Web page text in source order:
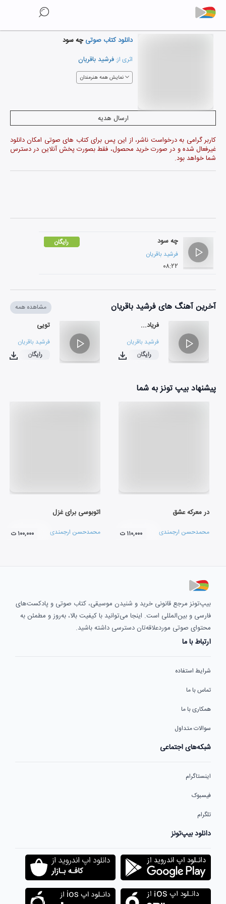
دانلود کتاب صوتیچه سود
اثری از: فرشید باقریان
نمایش همه هنرمندان
ارسال هدیه
کاربر گرامی به درخواست ناشر، از این پس برای کتاب های صوتی امکان دانلود
غیرفعال شده و در صورت خرید محصول، فقط بصورت پخش آنلاین در دسترس
شما خواهد بود.
چه سود
فرشید باقریان
۰۸:۲۲
رایگان
آخرین آهنگ های فرشید باقریان مشاهده همه
فریاد...
فرشید باقریان
۰۶:۱۲
رایگان
تویی
فرشید باقریان
۰۵:۵۷
رایگان
پیشنهاد بیپ تونز به شما
در معرکه عشق
محمدحسن ارجمندی ۱۱۰,۰۰۰ ت
اتوبوسی برای غزل
محمدحسن ارجمندی ۱۰۰,۰۰۰ ت
بیپ‌تونز مرجع قانونی خرید و شنیدن موسیقی، کتاب صوتی و پادکست‌های
فارسی و بین‌المللی است. اینجا می‌توانید با کیفیت بالا، به‌روز و مطمئن به
محتوای صوتی موردعلاقه‌تان دسترسی داشته باشید.
ارتباط با ما
شرایط استفاده
تماس با ما
همکاری با ما
سوالات متداول
شبکه‌های اجتماعی
اینستاگرام
فیسبوک
تلگرام
دانلود بیپ‌تونز